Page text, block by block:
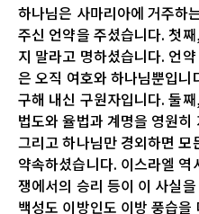
하나님은 사마리아에 거주하
주신 언약을 주셨습니다. 첫
지 말라고 명하셨습니다. 언
은 오직 여호와 하나님뿐입
구해 내신 구원자입니다. 둘
법도와 율법과 계명을 영원
그리고 하나님만 경외하면
약속하셨습니다. 이스라엘
쟁에서의 승리 등이 이 사실
백성도 이방인도 이방 풍습